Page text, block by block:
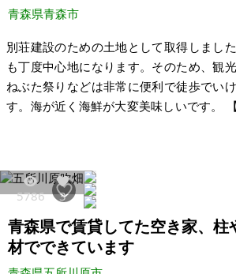
青森県青森市
別荘建設のための土地として取得しまし
も丁度中心地になります。そのため、観
ねぶた祭りなどは非常に便利で徒歩でい
す。海が近く海鮮が大変美味しいです。 【物件概要】※土地の
み 場所：青森県青森市矢作 土地：63坪
ます。
5786 3
青森県で賃貸してた空き家、柱
材でできています